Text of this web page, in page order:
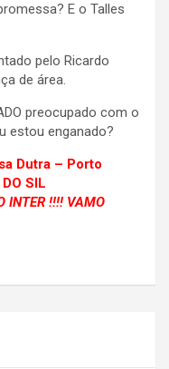
E o Talles
pelo Ricardo
de área.
preocupado com o
estou enganado?
Dutra – Porto
SIL
INTER !!!! VAMO